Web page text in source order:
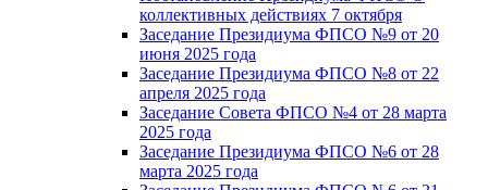
коллективных действиях 7 октября
Заседание Президиума ФПСО №9 от 20
июня 2025 года
Заседание Президиума ФПСО №8 от 22
апреля 2025 года
Заседание Совета ФПСО №4 от 28 марта
2025 года
Заседание Президиума ФПСО №6 от 28
марта 2025 года